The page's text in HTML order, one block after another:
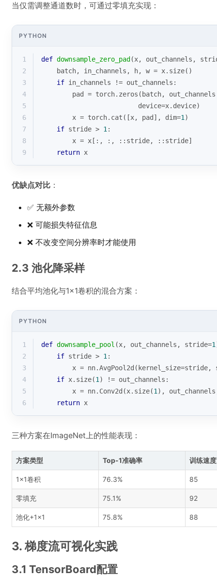
当仅需调整通道数时，可通过零填充实现：
PYTHON
1 def downsample_zero_pad (x, out_channels,
2
    batch, in_channels, h, w = x.size()
3
if in_channels != out_channels:
4
pad = torch.zeros(batch,
5
                         device=x.device)
6
        x = torch.cat([x, pad], dim=
1 )
7
if stride > 1 :
8
        x = x[:, :, ::stride, ::stride]
9
return x
优缺点对比 ：
✅ 无额外参数
❌ 可能损失特征信息
❌ 不改变空间分辨率时才能使用
2.3 池化降采样
结合平均池化与1×1卷积的混合方案：
PYTHON
1 def downsample_pool (x, out_channels, stride=1
2
if stride > 1 :
3
x = nn.AvgPool2d(kernel_size=stride,
4
if x.size(1 ) != out_channels:
5
        x = nn.Conv2d(x.size(
1 ),
6
return x
三种方案在ImageNet上的性能表现：
方案类型 Top-1准确率 训练速
1×1卷积 76.3% 85
零填充 75.1% 92
池化+1×1 75.8% 88
3. 梯度流可视化实践
3.1 TensorBoard配置